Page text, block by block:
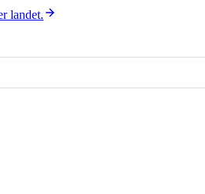
landet.